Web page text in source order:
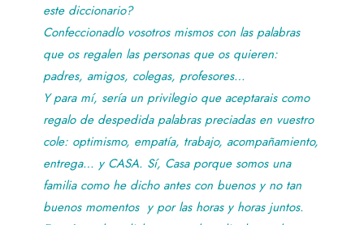
este diccionario?
Confeccionadlo vosotros mismos con las palabras
que os regalen las personas que os quieren:
padres, amigos, colegas, profesores…
Y para mí, sería un privilegio que aceptarais como
regalo de despedida palabras preciadas en vuestro
cole: optimismo, empatía, trabajo, acompañamiento,
entrega… y CASA. Sí, Casa porque somos una
familia como he dicho antes con buenos y no tan
buenos momentos y por las horas y horas juntos.